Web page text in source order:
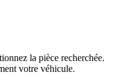
la pièce recherchée.
votre véhicule.